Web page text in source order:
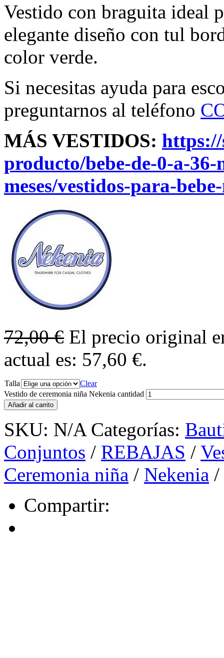
Vestido con braguita ideal
elegante diseño con tul
color verde.
Si necesitas ayuda para
preguntarnos al teléfono
MÁS VESTIDOS:
producto/bebe-de-0-a-36-
meses/vestidos-para-
72,00€ El precio original
actual es: 57,60 €.
Talla
Clear
Vestido de ceremonia niña Nekenia cantidad
Añadir al carrito
SKU: N/A Categorías:
Conjuntos / REBAJAS /
Ceremonia niña / Nekenia /
Compartir: